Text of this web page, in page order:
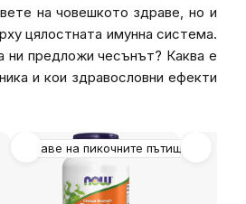
на човешкото здраве, но и
цялостната имунна система.
ни предложи чесънът? Каква е
и кои здравословни ефекти
Здраве на пикочните пътища